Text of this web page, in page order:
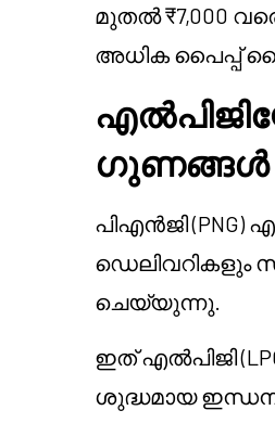
മുതൽ ₹7,000
അധിക പൈപ്പ്
ഗുണങ്ങൾ
പിഎൻജി
ഡെലിവറികളും
ചെയ്യുന്നു.
ഇത് എൽപിജി
ശുദ്ധമായ